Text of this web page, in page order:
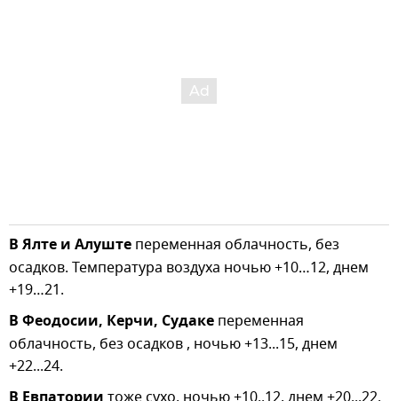
В Ялте и Алуште переменная облачность, без
осадков. Температура воздуха ночью +10…12, днем
+19…21.
В Феодосии, Керчи, Судаке переменная
облачность, без осадков , ночью +13...15, днем
+22...24.